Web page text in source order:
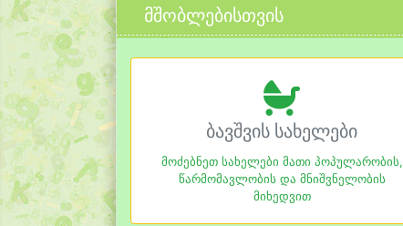
მშობლებისთვის
ბავშვის სახელები
მოძებნეთ სახელები მათი პოპულარობის,
წარმომავლობის და მნიშვნელობის
მიხედვით